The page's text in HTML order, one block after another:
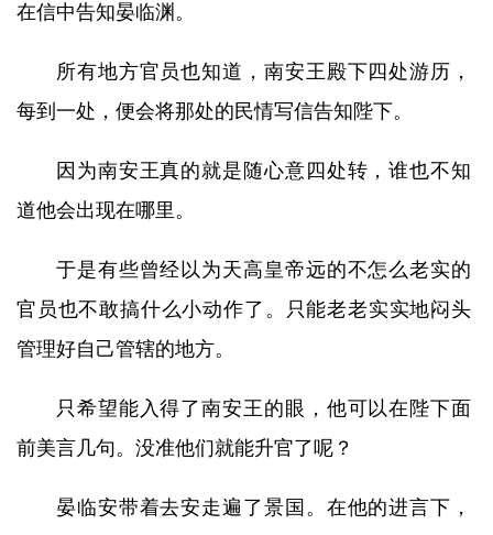
在信中告知晏临渊。
所有地方官员也知道，南安王殿下四处游历，
每到一处，便会将那处的民情写信告知陛下。
因为南安王真的就是随心意四处转，谁也不知
道他会出现在哪里。
于是有些曾经以为天高皇帝远的不怎么老实的
官员也不敢搞什么小动作了。只能老老实实地闷头
管理好自己管辖的地方。
只希望能入得了南安王的眼，他可以在陛下面
前美言几句。没准他们就能升官了呢？
晏临安带着去安走遍了景国。在他的进言下，